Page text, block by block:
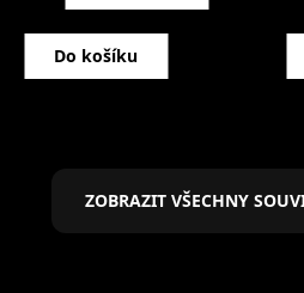
Do košíku
ZOBRAZIT VŠECHNY